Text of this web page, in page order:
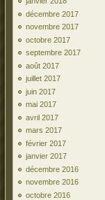
décembre 2017
novembre 2017
octobre 2017
septembre 2017
août 2017
juillet 2017
juin 2017
mai 2017
avril 2017
mars 2017
février 2017
janvier 2017
décembre 2016
novembre 2016
octobre 2016